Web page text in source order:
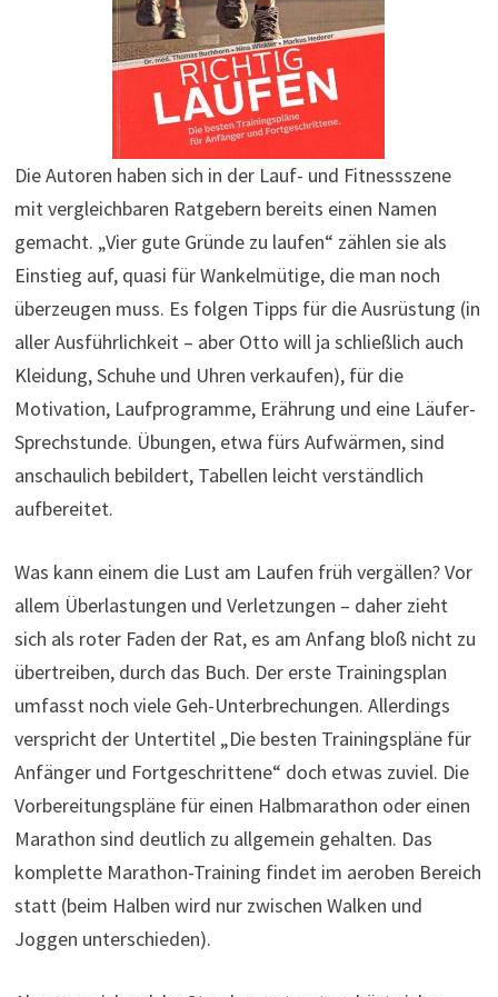
Die Autoren haben sich in der Lauf- und Fitnessszene
mit vergleichbaren Ratgebern bereits einen Namen
gemacht. „Vier gute Gründe zu laufen“ zählen sie als
Einstieg auf, quasi für Wankelmütige, die man noch
überzeugen muss. Es folgen Tipps für die Ausrüstung (in
aller Ausführlichkeit – aber Otto will ja schließlich auch
Kleidung, Schuhe und Uhren verkaufen), für die
Motivation, Laufprogramme, Erährung und eine Läufer-
Sprechstunde. Übungen, etwa fürs Aufwärmen, sind
anschaulich bebildert, Tabellen leicht verständlich
aufbereitet.
Was kann einem die Lust am Laufen früh vergällen? Vor
allem Überlastungen und Verletzungen – daher zieht
sich als roter Faden der Rat, es am Anfang bloß nicht zu
übertreiben, durch das Buch. Der erste Trainingsplan
umfasst noch viele Geh-Unterbrechungen. Allerdings
verspricht der Untertitel „Die besten Trainingspläne für
Anfänger und Fortgeschrittene“ doch etwas zuviel. Die
Vorbereitungspläne für einen Halbmarathon oder einen
Marathon sind deutlich zu allgemein gehalten. Das
komplette Marathon-Training findet im aeroben Bereich
statt (beim Halben wird nur zwischen Walken und
Joggen unterschieden).